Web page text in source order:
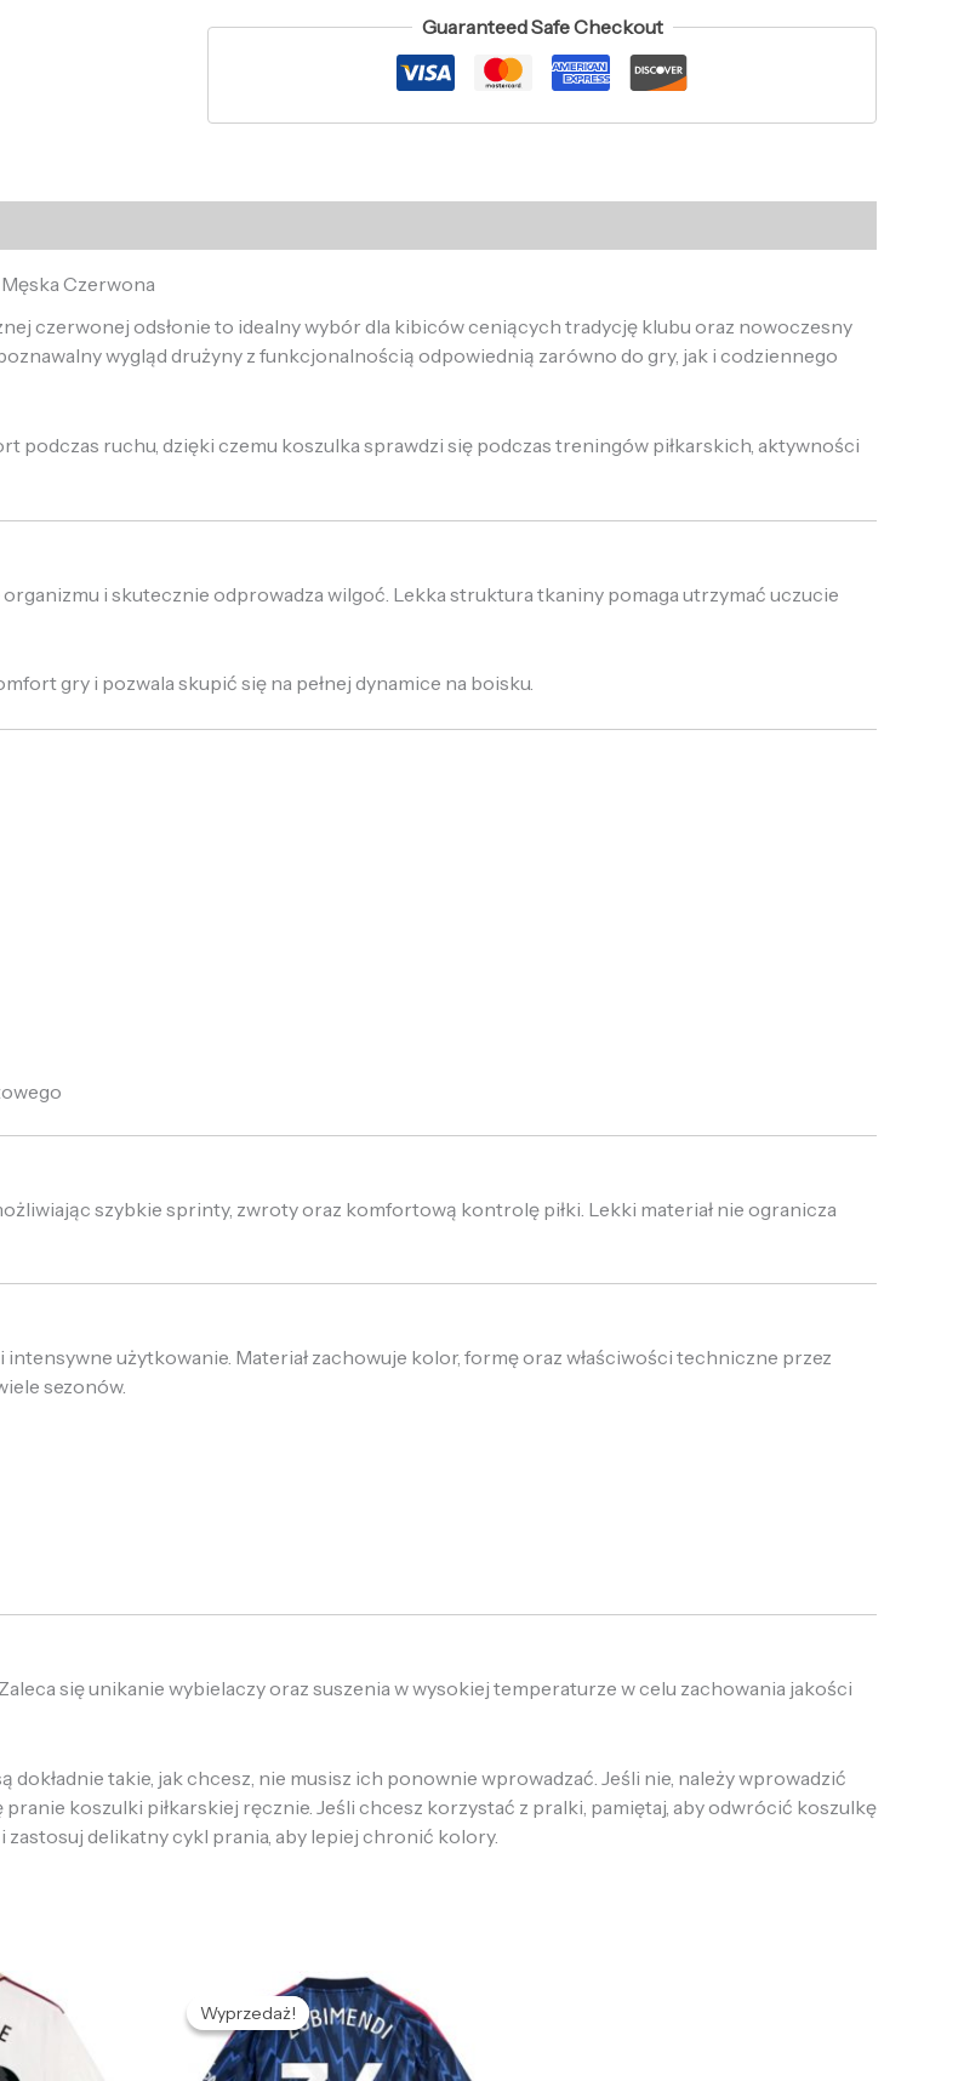
Guaranteed Safe Checkout
Czerwona
czerwonej odsłonie to idealny wybór dla kibiców ceniących tradycję klubu oraz nowoczesny
wygląd drużyny z funkcjonalnością odpowiednią zarówno do gry, jak i codziennego
ruchu, dzięki czemu koszulka sprawdzi się podczas treningów piłkarskich, aktywności
i skutecznie odprowadza wilgoć. Lekka struktura tkaniny pomaga utrzymać uczucie
gry i pozwala skupić się na pełnej dynamice na boisku.
szybkie sprinty, zwroty oraz komfortową kontrolę piłki. Lekki materiał nie ogranicza
użytkowanie. Materiał zachowuje kolor, formę oraz właściwości techniczne przez
sezonów.
się unikanie wybielaczy oraz suszenia w wysokiej temperaturze w celu zachowania jakości
takie, jak chcesz, nie musisz ich ponownie wprowadzać. Jeśli nie, należy wprowadzić
koszulki piłkarskiej ręcznie. Jeśli chcesz korzystać z pralki, pamiętaj, aby odwrócić koszulkę
zastosuj delikatny cykl prania, aby lepiej chronić kolory.
Wyprzedaż!
Wyprzedaż!
Pierwotna
cena
wynosiła:
472,68 zł.
Aktualna
cena
wynosi:
132,66 zł.